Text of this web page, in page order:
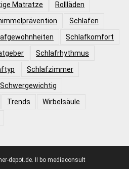
Matratze
Rollläden
Schlafen
Schlafkomfort
Schlafrhythmus
Schlafzimmer
Schwergewichtig
Trends
Wirbelsäule
depot.de. II bo mediaconsult